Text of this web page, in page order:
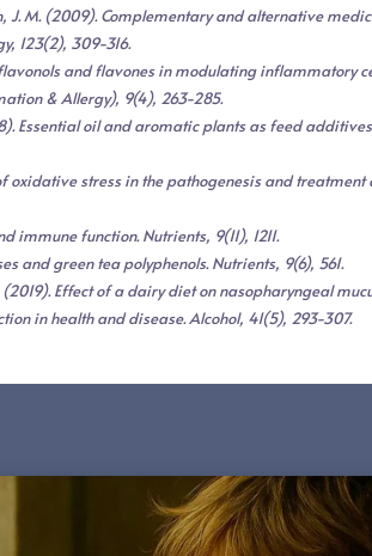
J. M. (2009). Complementary and alternative
123(2), 309-316.
flavonols and flavones in modulating
& Allergy), 9(4), 263-285.
Essential oil and aromatic plants as feed
oxidative stress in the pathogenesis and
immune function. Nutrients, 9(11), 1211.
and green tea polyphenols. Nutrients, 9(6), 561.
(2019). Effect of a dairy diet on nasopharyngeal
in health and disease. Alcohol, 41(5), 293-307.